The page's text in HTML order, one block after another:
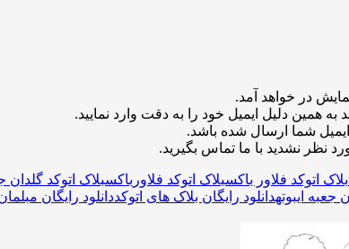
در خواهد آمد.
همین دلیل ایمیل خود را به دقت وارد نمایید.
نظر نشدید با ما تماس بگیرید.
بلاک اتوکد فلاور باکسبلاک اتوکد فلاورباکسبلاک اتوکد گلدان
جعبه ایبوتهدانلود رایگان بلاک های اتوکددانلود رایگان